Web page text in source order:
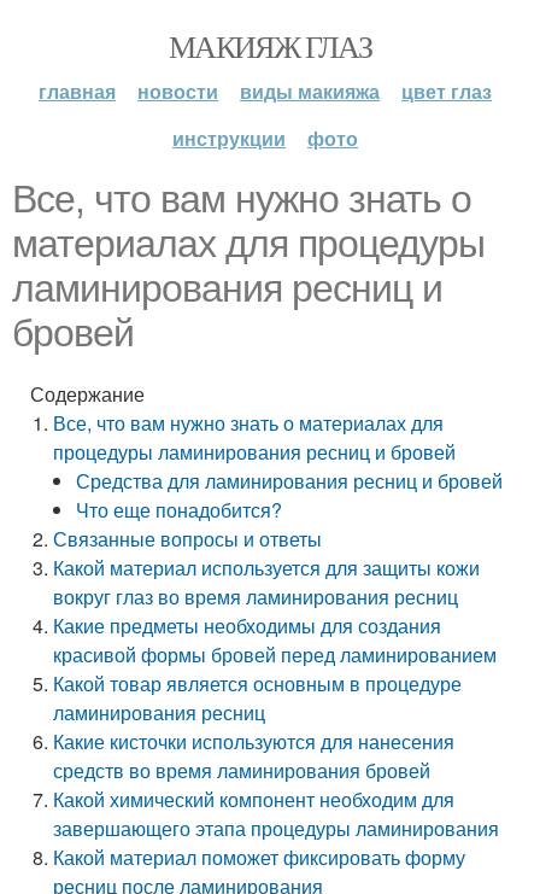
МАКИЯЖ ГЛАЗ
главная новости виды макияжа
цвет глаз
инструкции
фото
Все, что вам нужно знать о
материалах для процедуры
ламинирования ресниц и
бровей
Содержание
Все, что вам нужно знать о материалах для
процедуры ламинирования ресниц и бровей
Средства для ламинирования ресниц и бровей
Что еще понадобится?
Связанные вопросы и ответы
Какой материал используется для защиты кожи
вокруг глаз во время ламинирования ресниц
Какие предметы необходимы для создания
красивой формы бровей перед ламинированием
Какой товар является основным в процедуре
ламинирования ресниц
Какие кисточки используются для нанесения
средств во время ламинирования бровей
Какой химический компонент необходим для
завершающего этапа процедуры ламинирования
Какой материал поможет фиксировать форму
ресниц после ламинирования